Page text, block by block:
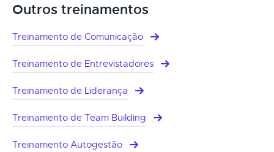
Outros treinamentos
Treinamento de Comunicação
Treinamento de Entrevistadores
Treinamento de Liderança
Treinamento de Team Building
Treinamento Autogestão